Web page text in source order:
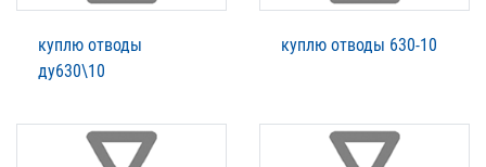
куплю отводы
ду630\10
куплю отводы 630-10